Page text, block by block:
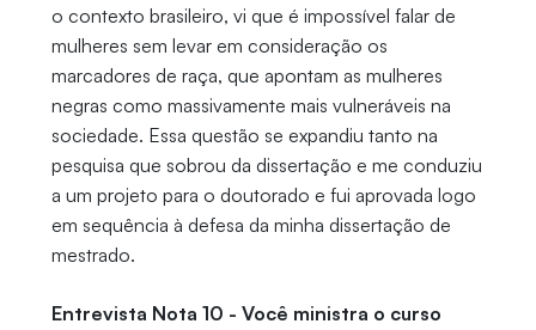
o contexto brasileiro, vi que é impossível falar de
mulheres sem levar em consideração os
marcadores de raça, que apontam as mulheres
negras como massivamente mais vulneráveis na
sociedade. Essa questão se expandiu tanto na
pesquisa que sobrou da dissertação e me conduziu
a um projeto para o doutorado e fui aprovada logo
em sequência à defesa da minha dissertação de
mestrado.
Entrevista Nota 10 - Você ministra o curso